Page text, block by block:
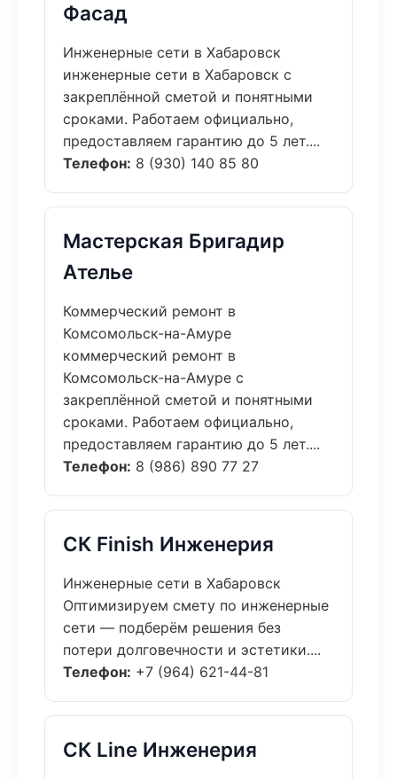
Фасад
Инженерные сети в Хабаровск
инженерные сети в Хабаровск с
закреплённой сметой и понятными
сроками. Работаем официально,
предоставляем гарантию до 5 лет....
Телефон: 8 (930) 140 85 80
Мастерская Бригадир
Ателье
Коммерческий ремонт в
Комсомольск-на-Амуре
коммерческий ремонт в
Комсомольск-на-Амуре с
закреплённой сметой и понятными
сроками. Работаем официально,
предоставляем гарантию до 5 лет....
Телефон: 8 (986) 890 77 27
СК Finish Инженерия
Инженерные сети в Хабаровск
Оптимизируем смету по инженерные
сети — подберём решения без
потери долговечности и эстетики....
Телефон: +7 (964) 621-44-81
СК Line Инженерия